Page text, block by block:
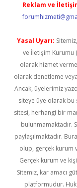
Reklam ve
Yasal Uyarı:
ve İletişim Kurumu
olarak hizmet
olarak denetleme
Ancak, üyelerimiz
siteye üye olarak bu
sitesi, herhangi bir
bulunmamaktadır.
paylaşılmaktadır.
olup, gerçek kurum
Gerçek kurum ve
Sitemiz, kar amacı
platformudur.